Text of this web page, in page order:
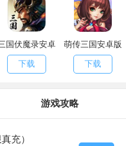
国伏魔录安卓
版
下载
萌传三国安卓版
下载
游戏攻略
充）